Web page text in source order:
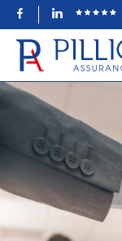
FacebookLinkedIn